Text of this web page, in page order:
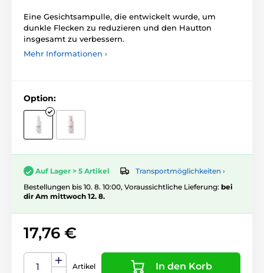
Eine Gesichtsampulle, die entwickelt wurde, um
dunkle Flecken zu reduzieren und den Hautton
insgesamt zu verbessern.
Mehr Informationen ›
Option:
Auf Lager > 5 Artikel
Transportmöglichkeiten ›
Bestellungen bis 10. 8. 10:00, Voraussichtliche Lieferung: bei
dir Am mittwoch 12. 8.
17,76 €
Artikel In den Korb